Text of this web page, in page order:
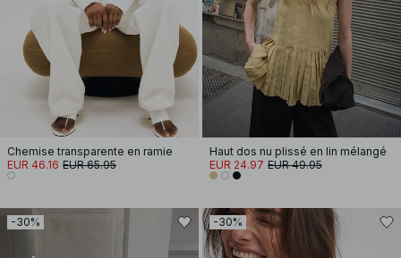
Chemise transparente en ramie
EUR 46.16 EUR 65.95
Haut dos nu plissé en lin mélangé
EUR 24.97 EUR 49.95
-30% -30%